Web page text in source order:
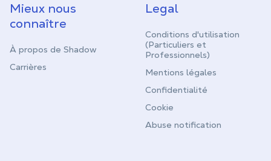
Mieux nous
connaître
À propos de Shadow
Carrières
Legal
Conditions d'utilisation
(Particuliers et
Professionnels)
Mentions légales
Confidentialité
Cookie
Abuse notification